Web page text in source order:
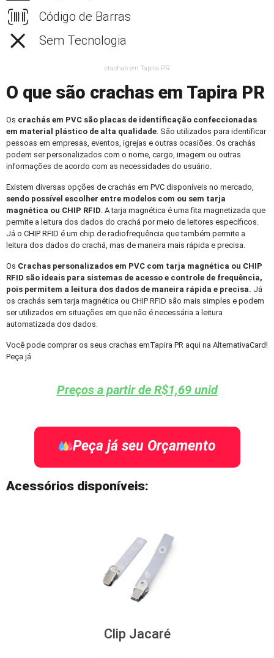
Código de Barras
Sem Tecnologia
crachas em Tapira PR
O que são crachas em Tapira PR
Os crachás em PVC são placas de identificação confeccionadas
em material plástico de alta qualidade. São utilizados para identificar
pessoas em empresas, eventos, igrejas e outras ocasiões. Os crachás
podem ser personalizados com o nome, cargo, imagem ou outras
informações de acordo com as necessidades do usuário.
Existem diversas opções de crachás em PVC disponíveis no mercado,
sendo possível escolher entre modelos com ou sem tarja
magnética ou CHIP RFID. A tarja magnética é uma fita magnetizada que
permite a leitura dos dados do crachá por meio de leitores específicos.
Já o CHIP RFID é um chip de radiofrequência que também permite a
leitura dos dados do crachá, mas de maneira mais rápida e precisa.
Os Crachas personalizados em PVC com tarja magnética ou CHIP
RFID são ideais para sistemas de acesso e controle de frequência,
pois permitem a leitura dos dados de maneira rápida e precisa. Já
os crachás sem tarja magnética ou CHIP RFID são mais simples e podem
ser utilizados em situações em que não é necessária a leitura
automatizada dos dados.
Você pode comprar os seus crachas emTapira PR aqui na AlternativaCard!
Peça já
Preços a partir de R$1,69 unid
Peça já seu Orçamento
Acessórios disponíveis:
Clip Jacaré